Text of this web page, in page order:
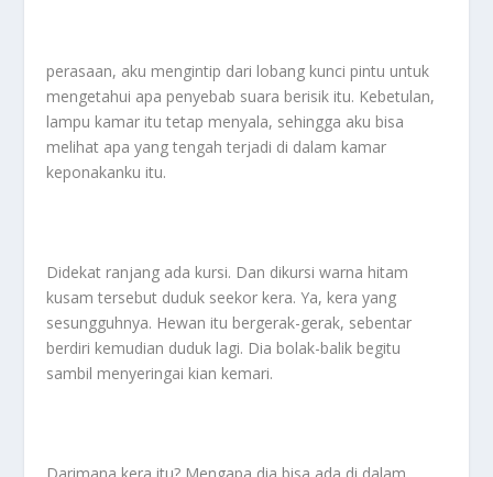
perasaan, aku mengintip dari lobang kunci pintu untuk
mengetahui apa penyebab suara berisik itu. Kebetulan,
lampu kamar itu tetap menyala, sehingga aku bisa
melihat apa yang tengah terjadi di dalam kamar
keponakanku itu.
Didekat ranjang ada kursi. Dan dikursi warna hitam
kusam tersebut duduk seekor kera. Ya, kera yang
sesungguhnya. Hewan itu bergerak-gerak, sebentar
berdiri kemudian duduk lagi. Dia bolak-balik begitu
sambil menyeringai kian kemari.
Darimana kera itu? Mengapa dia bisa ada di dalam